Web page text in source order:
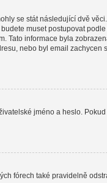
se stát následující dvě
muset postupovat
informace byla
nebo byl email
jméno a heslo.
fórech také pravidelně